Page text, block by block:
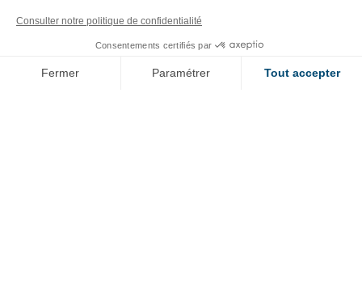
Mentions légales
Consulter notre politique de confidentialité
Consentements certifiés par
Fermer Paramétrer
Tout accepter